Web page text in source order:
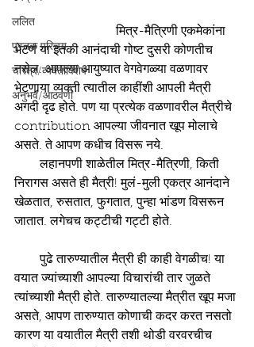
ललित
पुस्तक परिचय
चरित्र/व्यक्तीविशेष
अनुभव/आठवणी
                                मित्र-मैत्रिणी एकमेकांना
भेटणं या इतकी आनंदाची गोष्ट दुसरी कोणतीच
नसेल. आपल्या आयुष्यात वेगवेगळ्या वळणावर
भेटणार्‍या व्यक्ती त्यातील काहींशी आपली मैत्री
अगदी दृढ होते. पण या प्रत्येक वळणावरील मैत्रीचे
contribution आपल्या जीवनात खूप मोलाचे
असते. ते आपण कधीच विसरू नये.
        लहानपणी शाळेतील मित्र-मैत्रिणी, किती
निरागस असते ही मैत्री! मुलं-मुली एकत्र आनंदाने
खेळतात, रुसतात, फुगतात, पुन्हा भांडण विसरून
जातात. लगेचच कट्टीची गट्टी होते.
        पुढे तारुण्यातील मैत्री ही काही वेगळीच! या
वयात ज्यांच्याशी आपल्या विचारांची तार जुळते
त्यांच्याशी मैत्री होते. तारुण्यातल्या मैत्रीत खूप मजा
असते, आपण तारुण्यात कोणाची कदर करत नसतो
कारण या वयातील मैत्री तशी थोडी वरवरचीच